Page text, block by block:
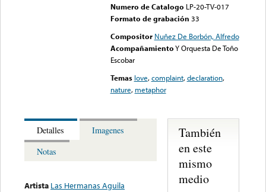
Numero de Catalogo LP-20-TV-017
Formato de grabación 33
Compositor Nuñez De Borbón, Alfredo
AcompañamientoY Orquesta De Toño
Escobar
Temas love,complaint,declaration,
nature, metaphor
Detalles
Imagenes
Notas
Artista Las Hermanas Aguila
También
en este
mismo
medio